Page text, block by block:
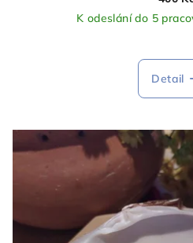
K odeslání do 5
Detail